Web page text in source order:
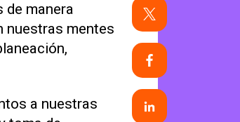
manera
nuestras mentes
a nuestras